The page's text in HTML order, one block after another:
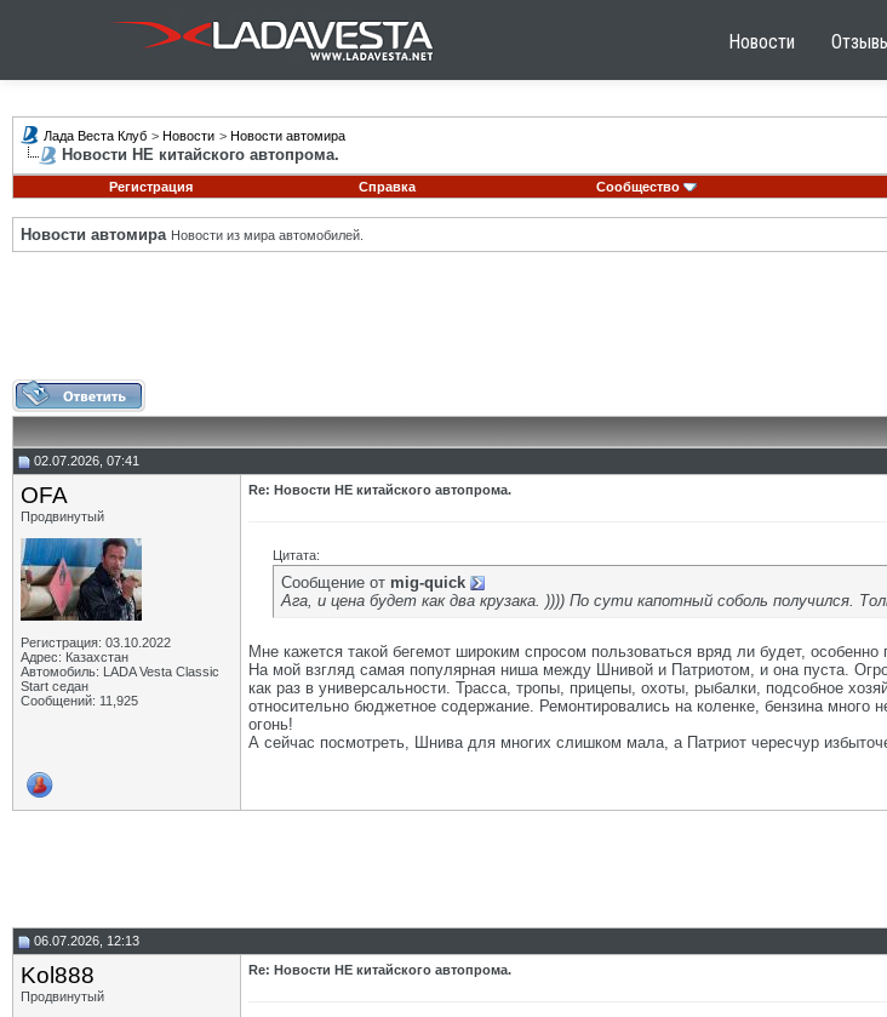
Новости
Лада Веста Клуб > Новости > Новости автомира
Новости НЕ китайского автопрома.
Регистрация
Справка Сообщество
Новости автомира Новости из мира автомобилей.
02.07.2026, 07:41
OFA
Продвинутый
Регистрация: 03.10.2022
Адрес: Казахстан
Автомобиль: LADA Vesta Classic
Start седан
Сообщений: 11,925
Re: Новости НЕ китайского автопрома.
Цитата:
Сообщение от mig-quick
Ага, и цена будет как два крузака. )))) По сути капотный соболь получился.
Мне кажется такой бегемот широким спросом пользоваться вряд ли будет,
На мой взгляд самая популярная ниша между Шнивой и Патриотом, и она пуста.
как раз в универсальности. Трасса, тропы, прицепы, охоты, рыбалки, подсобное
относительно бюджетное содержание. Ремонтировались на коленке, бензина
огонь!
А сейчас посмотреть, Шнива для многих слишком мала, а Патриот чересчур
06.07.2026, 12:13
Kol888
Продвинутый
Re: Новости НЕ китайского автопрома.